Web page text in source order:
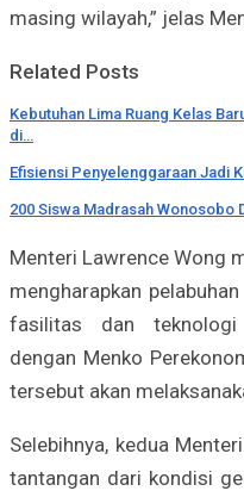
masing wilayah,” jelas
Related Posts
Kebutuhan Lima Ruang Kelas
di…
Efisiensi Penyelenggaraan Jadi
200 Siswa Madrasah Wonosobo
Menteri Lawrence Wong
mengharapkan
fasilitas dan teknologi
dengan Menko
tersebut akan
Selebihnya, kedua
tantangan dari kondisi